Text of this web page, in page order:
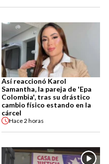
Así reaccionó Karol
Samantha, la pareja de 'Epa
Colombia', tras su drástico
cambio físico estando en la
cárcel
Hace2 horas